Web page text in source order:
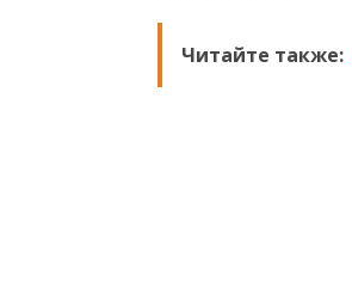
Читайте также: